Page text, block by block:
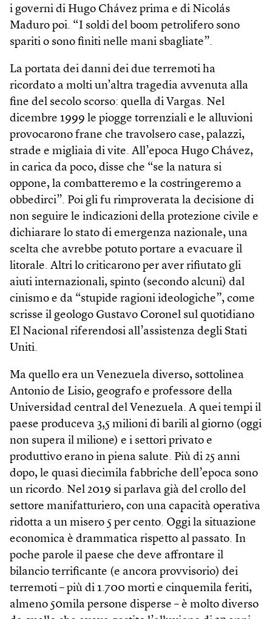
i governi di Hugo Chávez prima e di Nicolás
Maduro poi. “I soldi del boom petrolifero sono
spariti o sono finiti nelle mani sbagliate”.
La portata dei danni dei due terremoti ha
ricordato a molti un’altra tragedia avvenuta alla
fine del secolo scorso: quella di Vargas. Nel
dicembre 1999 le piogge torrenziali e le alluvioni
provocarono frane che travolsero case, palazzi,
strade e migliaia di vite. All’epoca Hugo Chávez,
in carica da poco, disse che “se la natura si
oppone, la combatteremo e la costringeremo a
obbedirci”. Poi gli fu rimproverata la decisione di
non seguire le indicazioni della protezione civile e
dichiarare lo stato di emergenza nazionale, una
scelta che avrebbe potuto portare a evacuare il
litorale. Altri lo criticarono per aver rifiutato gli
aiuti internazionali, spinto (secondo alcuni) dal
cinismo e da “stupide ragioni ideologiche”, come
scrisse il geologo Gustavo Coronel sul quotidiano
El Nacional riferendosi all’assistenza degli Stati
Uniti.
Ma quello era un Venezuela diverso, sottolinea
Antonio de Lisio, geografo e professore della
Universidad central del Venezuela. A quei tempi il
paese produceva 3,5 milioni di barili al giorno (oggi
non supera il milione) e i settori privato e
produttivo erano in piena salute. Più di 25 anni
dopo, le quasi diecimila fabbriche dell’epoca sono
un ricordo. Nel 2019 si parlava già del crollo del
settore manifatturiero, con una capacità operativa
ridotta a un misero 5 per cento. Oggi la situazione
economica è drammatica rispetto al passato. In
poche parole il paese che deve affrontare il
bilancio terrificante (e ancora provvisorio) dei
terremoti – più di 1.700 morti e cinquemila feriti,
almeno 50mila persone disperse – è molto diverso